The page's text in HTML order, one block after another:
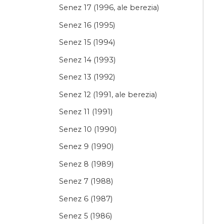
Senez 17 (1996, ale berezia)
Senez 16 (1995)
Senez 15 (1994)
Senez 14 (1993)
Senez 13 (1992)
Senez 12 (1991, ale berezia)
Senez 11 (1991)
Senez 10 (1990)
Senez 9 (1990)
Senez 8 (1989)
Senez 7 (1988)
Senez 6 (1987)
Senez 5 (1986)